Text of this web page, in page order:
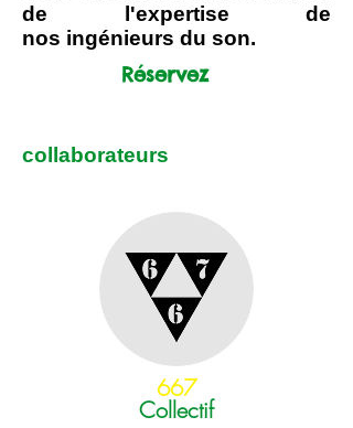
de l'expertise de
nos ingénieurs du son.
Réservez
collaborateurs
667
Collectif